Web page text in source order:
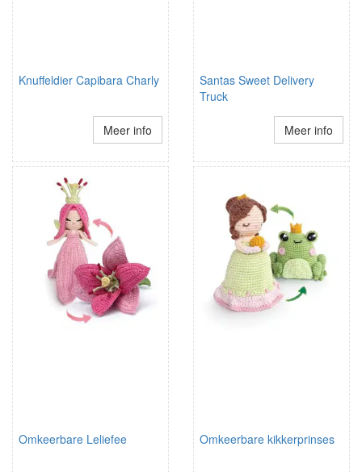
Knuffeldier Capibara Charly
Meer info
Santas Sweet Delivery
Truck
Meer info
Omkeerbare Leliefee Omkeerbare kikkerprinses